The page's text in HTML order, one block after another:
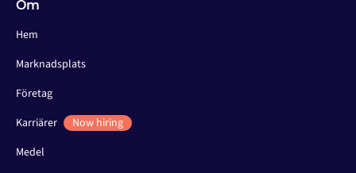
Om
Hem
Marknadsplats
Företag
Karriärer
Now hiring
Medel